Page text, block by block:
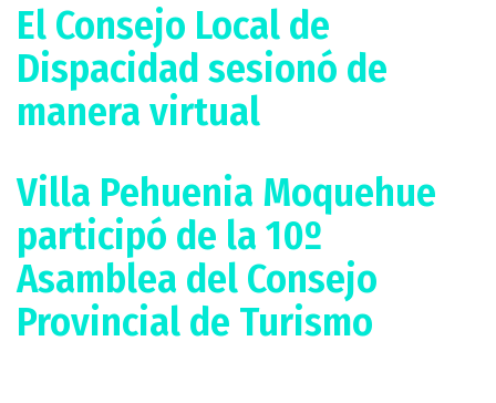
El Consejo Local de
Dispacidad sesionó de
manera virtual
Villa Pehuenia Moquehue
participó de la 10º
Asamblea del Consejo
Provincial de Turismo